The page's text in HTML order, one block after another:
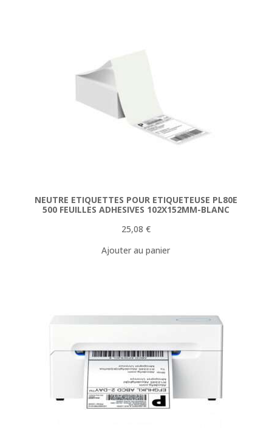
NEUTRE ETIQUETTES POUR ETIQUETEUSE PL80E
500 FEUILLES ADHESIVES 102X152MM-BLANC
25,08 €
Ajouter au panier